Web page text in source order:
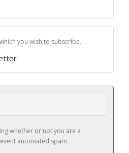
you wish to subscribe.
whether or not you are a
automated spam